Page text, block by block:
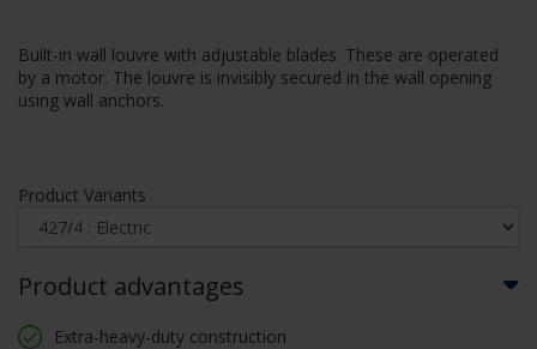
Built-in wall louvre with adjustable blades. These are operated
by a motor. The louvre is invisibly secured in the wall opening
using wall anchors.
Product Variants
Product advantages
Extra-heavy-duty construction